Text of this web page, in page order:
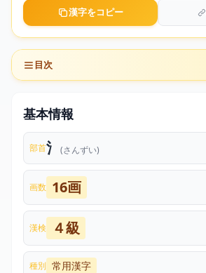
漢字をコピー
目次
基本情報
部首氵 (さんずい)
画数 16画
漢検 ４級
種別 常用漢字